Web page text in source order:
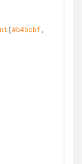
(#b4bcbf